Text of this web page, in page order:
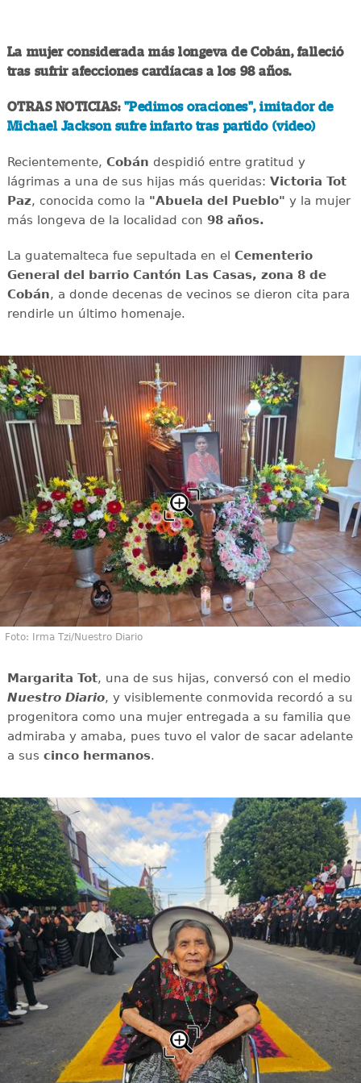
La mujer considerada más longeva de Cobán, falleció
tras sufrir afecciones cardíacas a los 98 años.
OTRAS NOTICIAS: "Pedimos oraciones", imitador de
Michael Jackson sufre infarto tras partido (video)
Recientemente, Cobán despidió entre gratitud y
lágrimas a una de sus hijas más queridas: Victoria Tot
Paz, conocida como la "Abuela del Pueblo" y la mujer
más longeva de la localidad con 98 años.
La guatemalteca fue sepultada en el Cementerio
General del barrio Cantón Las Casas, zona 8 de
Cobán, a donde decenas de vecinos se dieron cita para
rendirle un último homenaje.
Foto: Irma Tzi/Nuestro Diario
Margarita Tot, una de sus hijas, conversó con el medio
Nuestro Diario, y visiblemente conmovida recordó a su
progenitora como una mujer entregada a su familia que
admiraba y amaba, pues tuvo el valor de sacar adelante
a sus cinco hermanos.